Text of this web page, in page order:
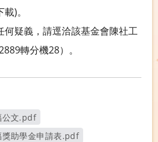
)。
何疑義，請逕洽該基金會陳社工
轉分機28）。
公文.pdf
視窗
獎助學金申請表.pdf